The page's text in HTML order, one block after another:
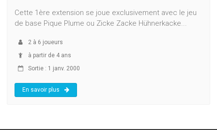
Cette 1ère extension se joue exclusivement avec le jeu
de base Pique Plume ou Zicke Zacke Hühnerkacke...
2 à 6 joueurs
à partir de 4 ans
Sortie : 1 janv. 2000
En savoir plus